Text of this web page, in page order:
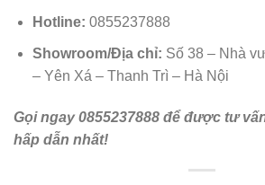
Hotline: 0855237888
Showroom/Địa chỉ: Số 38 – Nhà
– Yên Xá – Thanh Trì – Hà Nội
Gọi ngay 0855237888 để được tư
hấp dẫn nhất!